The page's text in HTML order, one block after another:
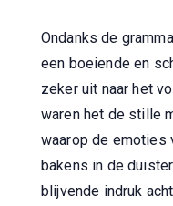
Ondanks de
een boeiende en
zeker uit naar het
waren het de stille
waarop de emoties
bakens in de
blijvende indruk